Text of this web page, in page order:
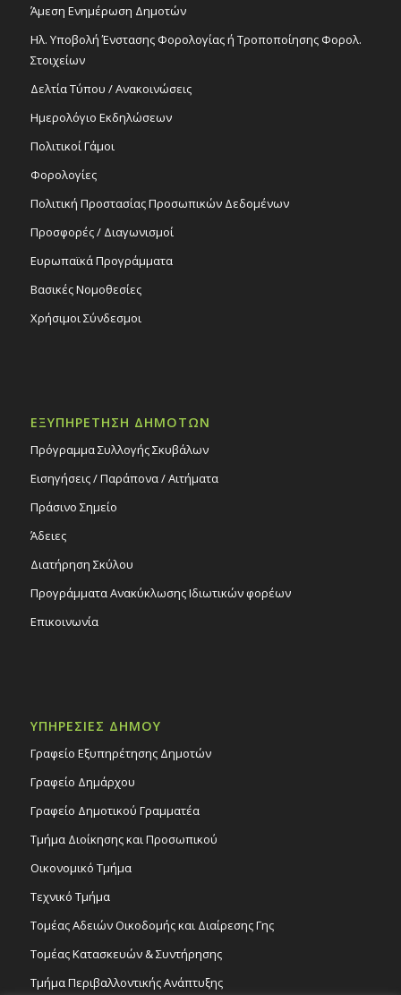
Άμεση Ενημέρωση Δημοτών
Ηλ. Υποβολή Ένστασης Φορολογίας ή Τροποποίησης Φορολ.
Στοιχείων
Δελτία Τύπου / Ανακοινώσεις
Ημερολόγιο Εκδηλώσεων
Πολιτικοί Γάμοι
Φορολογίες
Πολιτική Προστασίας Προσωπικών Δεδομένων
Προσφορές / Διαγωνισμοί
Ευρωπαϊκά Προγράμματα
Βασικές Νομοθεσίες
Χρήσιμοι Σύνδεσμοι
ΕΞΥΠΗΡΕΤΗΣΗ ΔΗΜΟΤΩΝ
Πρόγραμμα Συλλογής Σκυβάλων
Εισηγήσεις / Παράπονα / Αιτήματα
Πράσινο Σημείο
Άδειες
Διατήρηση Σκύλου
Προγράμματα Ανακύκλωσης Ιδιωτικών φορέων
Επικοινωνία
ΥΠΗΡΕΣΙΕΣ ΔΗΜΟΥ
Γραφείο Εξυπηρέτησης Δημοτών
Γραφείο Δημάρχου
Γραφείο Δημοτικού Γραμματέα
Τμήμα Διοίκησης και Προσωπικού
Οικονομικό Τμήμα
Τεχνικό Τμήμα
Τομέας Αδειών Οικοδομής και Διαίρεσης Γης
Τομέας Κατασκευών & Συντήρησης
Τμήμα Περιβαλλοντικής Ανάπτυξης